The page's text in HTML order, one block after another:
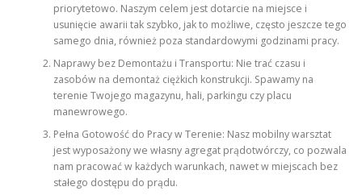
priorytetowo. Naszym celem jest dotarcie na miejsce i
usunięcie awarii tak szybko, jak to możliwe, często jeszcze tego
samego dnia, również poza standardowymi godzinami pracy.
Naprawy bez Demontażu i Transportu: Nie trać czasu i
zasobów na demontaż ciężkich konstrukcji. Spawamy na
terenie Twojego magazynu, hali, parkingu czy placu
manewrowego.
Pełna Gotowość do Pracy w Terenie: Nasz mobilny warsztat
jest wyposażony we własny agregat prądotwórczy, co pozwala
nam pracować w każdych warunkach, nawet w miejscach bez
stałego dostępu do prądu.